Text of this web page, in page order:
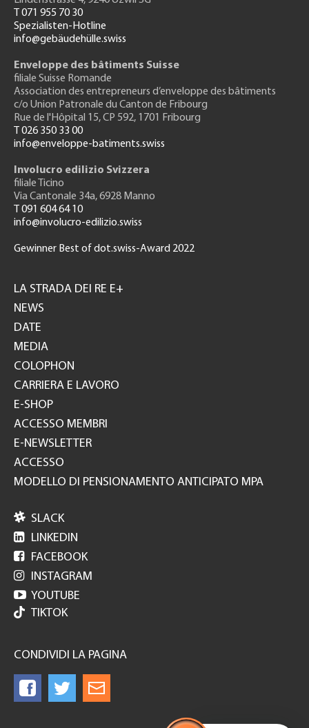
T 071 955 70 30
Spezialisten-Hotline
info@gebäudehülle.swiss
Enveloppe des bâtiments Suisse
filiale Suisse Romande
Association des entrepreneurs d’enveloppe des bâtiments
c/o Union Patronale du Canton de Fribourg
Rue de l'Hôpital 15, CP 592, 1701 Fribourg
T 026 350 33 00
info@enveloppe-batiments.swiss
Involucro edilizio Svizzera
filiale Ticino
Via Cantonale 34a, 6928 Manno
T 091 604 64 10
info@involucro-edilizio.swiss
Gewinner Best of dot.swiss-Award 2022
GH
LA STRADA DEI RE E+
NEWS
DATE
MEDIA
COLOPHON
CARRIERA E LAVORO
E-SHOP
ACCESSO MEMBRI
E-NEWSLETTER
ACCESSO
MODELLO DI PENSIONAMENTO ANTICIPATO MPA
 SLACK
 LINKEDIN
 FACEBOOK
 INSTAGRAM
 YOUTUBE
TIKTOK
CONDIVIDI LA PAGINA